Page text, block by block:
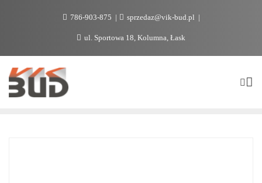
786-903-875 sprzedaz@vik-bud.pl
ul. Sportowa 18, Kolumna, Łask